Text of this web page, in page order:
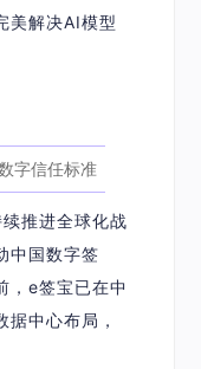
美解决AI模型
字信任标准
推进全球化战
中国数字签
，e签宝已在中
中心布局，